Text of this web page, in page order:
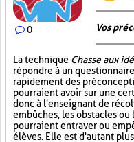
0 Vos
La technique Chasse aux
répondre à un
rapidement des
pourraient avoir sur une
donc à l'enseignant de
embûches, les obstacles
pourraient entraver ou
élèves. Elle est d'autant